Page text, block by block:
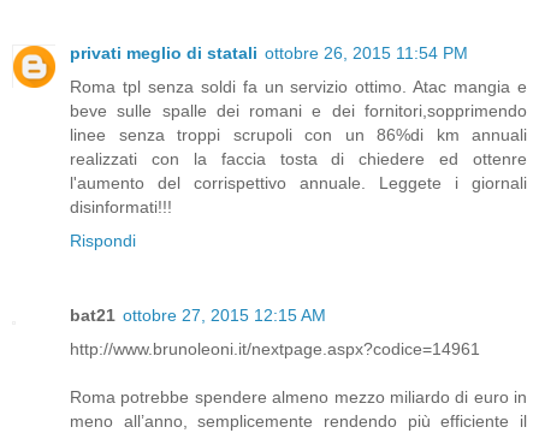
privati meglio di statali ottobre 26, 2015 11:54 PM
Roma tpl senza soldi fa un servizio ottimo. Atac mangia e
beve sulle spalle dei romani e dei fornitori,sopprimendo
linee senza troppi scrupoli con un 86%di km annuali
realizzati con la faccia tosta di chiedere ed ottenre
l'aumento del corrispettivo annuale. Leggete i giornali
disinformati!!!
Rispondi
bat21 ottobre 27, 2015 12:15 AM
http://www.brunoleoni.it/nextpage.aspx?codice=14961
Roma potrebbe spendere almeno mezzo miliardo di euro in
meno all’anno, semplicemente rendendo più efficiente il